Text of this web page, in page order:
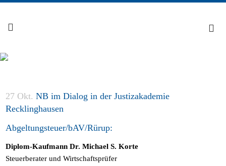
27 Okt. NB im Dialog in der Justizakademie
Recklinghausen
Abgeltungsteuer/bAV/Rürup:
Diplom-Kaufmann Dr. Michael S. Korte
Steuerberater und Wirtschaftsprüfer